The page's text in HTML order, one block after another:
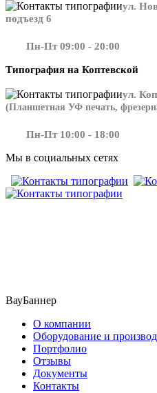
ул.
подъезд 6
Пн-Пт 09:00 - 20:00
Типография на Коптевской
ул.
(Планшетная УФ печать,
Пн-Пт 10:00 - 18:00
Мы в социальных сетях
ВауБаннер
О компании
Оборудование и
Портфолио
Отзывы
Документы
Контакты